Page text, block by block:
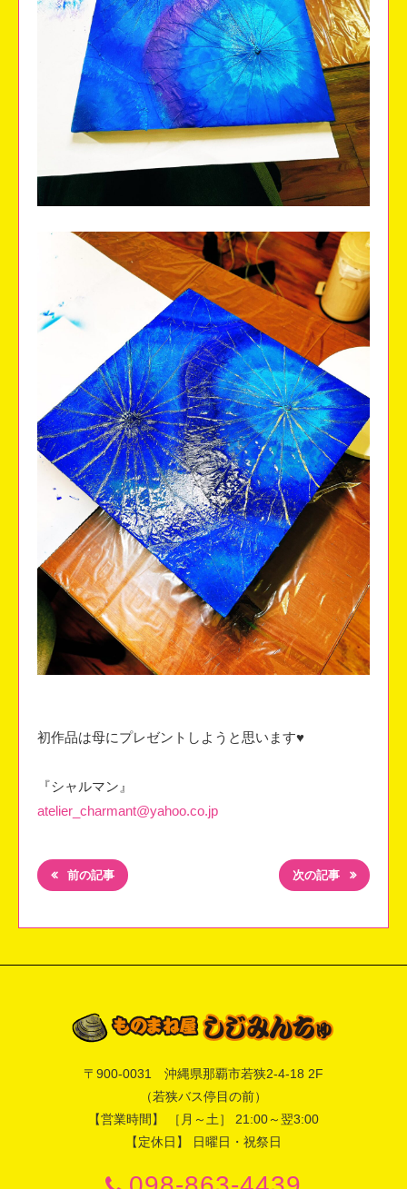
初作品は母にプレゼントしようと思います♥️
『シャルマン』
atelier_charmant@yahoo.co.jp
前の記事 次の記事
〒 900-0031 沖縄県那覇市若狭2-4-18 2F
（若狭バス停目の前）
【営業時間】 ［月～土］ 21:00～翌3:00
【定休日】 日曜日・祝祭日